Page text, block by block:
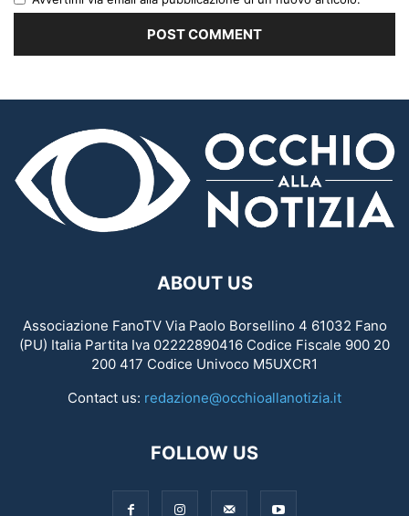
ABOUT US
Associazione FanoTV Via Paolo Borsellino 4 61032 Fano
(PU) Italia Partita Iva 02222890416 Codice Fiscale 900 20
200 417 Codice Univoco M5UXCR1
Contact us: redazione@occhioallanotizia.it
FOLLOW US